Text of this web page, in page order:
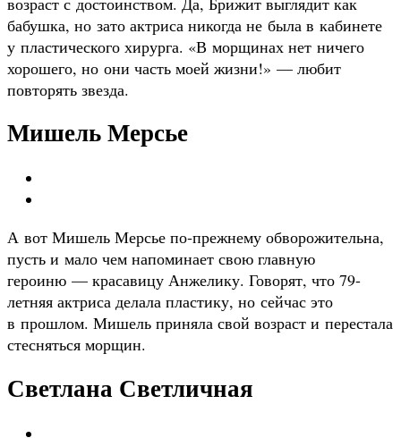
бабушка, но зато актриса никогда не была в кабинете
у пластического хирурга. «В морщинах нет ничего
хорошего, но они часть моей жизни!» — любит
повторять звезда.
Мишель Мерсье
А вот Мишель Мерсье по‑прежнему обворожительна,
пусть и мало чем напоминает свою главную
героиню — красавицу Анжелику. Говорят, что 79-
летняя актриса делала пластику, но сейчас это
в прошлом. Мишель приняла свой возраст и перестала
стесняться морщин.
Светлана Светличная